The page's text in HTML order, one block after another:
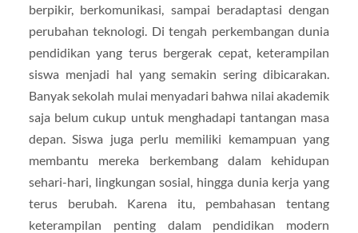
berpikir, berkomunikasi, sampai beradaptasi dengan
perubahan teknologi. Di tengah perkembangan dunia
pendidikan yang terus bergerak cepat, keterampilan
siswa menjadi hal yang semakin sering dibicarakan.
Banyak sekolah mulai menyadari bahwa nilai akademik
saja belum cukup untuk menghadapi tantangan masa
depan. Siswa juga perlu memiliki kemampuan yang
membantu mereka berkembang dalam kehidupan
sehari-hari, lingkungan sosial, hingga dunia kerja yang
terus berubah. Karena itu, pembahasan tentang
keterampilan penting dalam pendidikan modern